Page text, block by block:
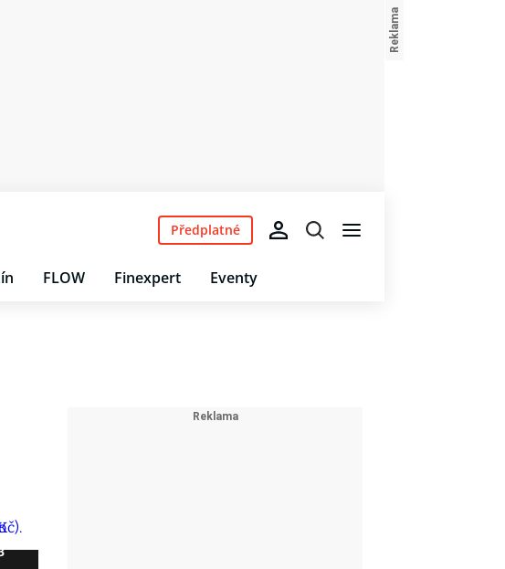
FLOW Finexpert Eventy
Předplatné